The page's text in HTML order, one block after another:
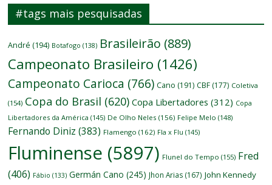
#tags mais pesquisadas
André (194) Botafogo (138) Brasileirão (889)
Campeonato Brasileiro (1426)
Campeonato Carioca (766) Cano (191) CBF (177) Coletiva
(154) Copa do Brasil (620) Copa Libertadores (312) Copa
Libertadores da América (145) De Olho Neles (156) Felipe Melo (148)
Fernando Diniz (383) Flamengo (162) Fla x Flu (145)
Fluminense (5897) Flunel do Tempo (155) Fred
(406) Fábio (133) Germán Cano (245) Jhon Arias (167) John Kennedy